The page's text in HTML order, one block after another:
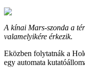
A kínai Mars-szonda a
valamelyikére érkezik.
Eközben folytatnák a
egy automata